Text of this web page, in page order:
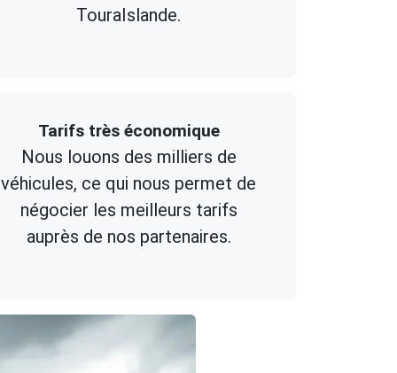
TouraIslande.
Tarifs très économique
Nous louons des milliers de
véhicules, ce qui nous permet de
négocier les meilleurs tarifs
auprès de nos partenaires.